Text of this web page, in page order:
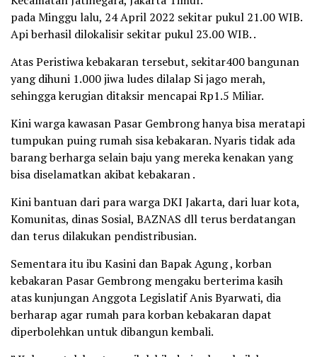
pada Minggu lalu, 24 April 2022 sekitar pukul 21.00 WIB.
Api berhasil dilokalisir sekitar pukul 23.00 WIB. .
Atas Peristiwa kebakaran tersebut, sekitar400 bangunan
yang dihuni 1.000 jiwa ludes dilalap Si jago merah,
sehingga kerugian ditaksir mencapai Rp1.5 Miliar.
Kini warga kawasan Pasar Gembrong hanya bisa meratapi
tumpukan puing rumah sisa kebakaran. Nyaris tidak ada
barang berharga selain baju yang mereka kenakan yang
bisa diselamatkan akibat kebakaran .
Kini bantuan dari para warga DKI Jakarta, dari luar kota,
Komunitas, dinas Sosial, BAZNAS dll terus berdatangan
dan terus dilakukan pendistribusian.
Sementara itu ibu Kasini dan Bapak Agung , korban
kebakaran Pasar Gembrong mengaku berterima kasih
atas kunjungan Anggota Legislatif Anis Byarwati, dia
berharap agar rumah para korban kebakaran dapat
diperbolehkan untuk dibangun kembali.